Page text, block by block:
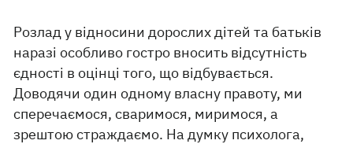
Розлад у відносини дорослих дітей та батьків
наразі особливо гостро вносить відсутність
єдності в оцінці того, що відбувається.
Доводячи один одному власну правоту, ми
сперечаємося, сваримося, миримося, а
зрештою страждаємо. На думку психолога,